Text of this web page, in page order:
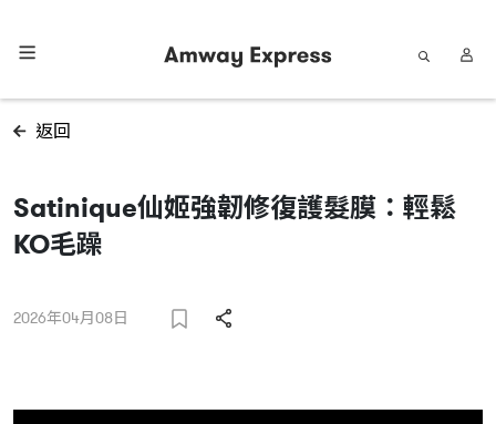
返回
Satinique仙姬強韌修復護髮膜：輕鬆
KO毛躁
2026年04月08日